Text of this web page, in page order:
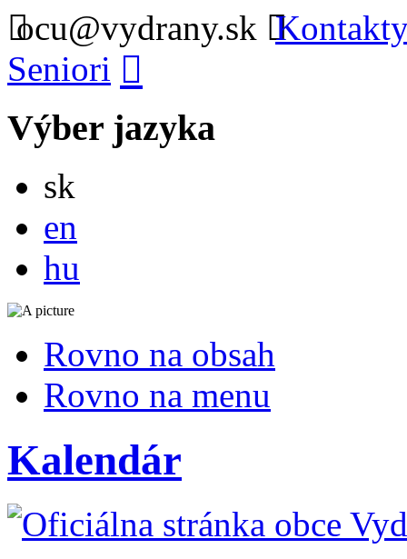
ocu@vydrany.sk
Seniori
Výber jazyka
sk
en
hu
Rovno na obsah
Rovno na menu
Kalendár